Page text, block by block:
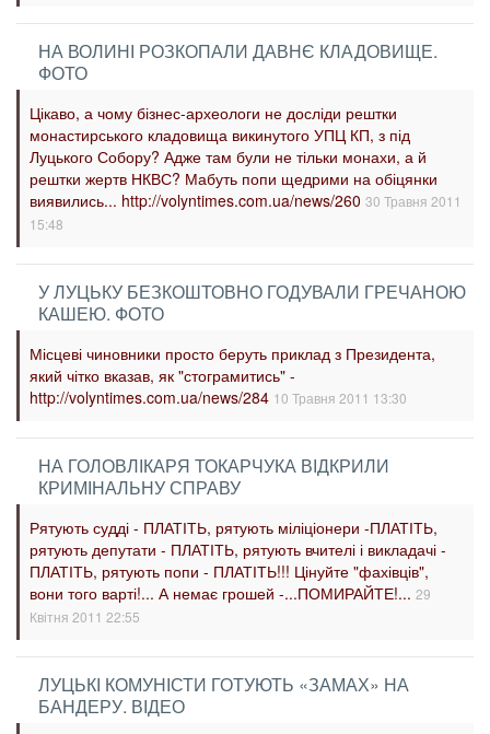
НА ВОЛИНІ РОЗКОПАЛИ ДАВНЄ КЛАДОВИЩЕ.
ФОТО
Цікаво, а чому бізнес-археологи не досліди рештки
монастирського кладовища викинутого УПЦ КП, з під
Луцького Собору? Адже там були не тільки монахи, а й
рештки жертв НКВС? Мабуть попи щедрими на обіцянки
виявились... http://volyntimes.com.ua/news/260 30 Травня 2011
15:48
У ЛУЦЬКУ БЕЗКОШТОВНО ГОДУВАЛИ ГРЕЧАНОЮ
КАШЕЮ. ФОТО
Місцеві чиновники просто беруть приклад з Президента,
який чітко вказав, як "стограмитись" -
http://volyntimes.com.ua/news/284 10 Травня 2011 13:30
НА ГОЛОВЛІКАРЯ ТОКАРЧУКА ВІДКРИЛИ
КРИМІНАЛЬНУ СПРАВУ
Рятують судді - ПЛАТІТЬ, рятують міліціонери -ПЛАТІТЬ,
рятують депутати - ПЛАТІТЬ, рятують вчителі і викладачі -
ПЛАТІТЬ, рятують попи - ПЛАТІТЬ!!! Цінуйте "фахівців",
вони того варті!... А немає грошей -...ПОМИРАЙТЕ!... 29
Квітня 2011 22:55
ЛУЦЬКІ КОМУНІСТИ ГОТУЮТЬ «ЗАМАХ» НА
БАНДЕРУ. ВІДЕО